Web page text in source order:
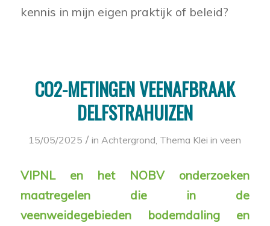
kennis in mijn eigen praktijk of beleid?
CO2-METINGEN VEENAFBRAAK
DELFSTRAHUIZEN
15/05/2025 / inAchtergrond, Thema Klei in veen
VIPNL en het NOBV onderzoeken
maatregelen die in de
veenweidegebieden bodemdaling en